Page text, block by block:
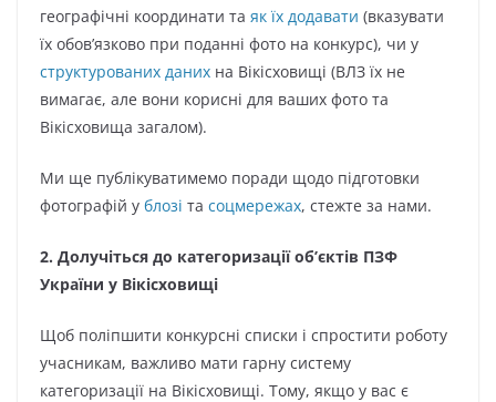
географічні координати та як їх додавати (вказувати
їх обов’язково при поданні фото на конкурс), чи у
структурованих даних на Вікісховищі (ВЛЗ їх не
вимагає, але вони корисні для ваших фото та
Вікісховища загалом).
Ми ще публікуватимемо поради щодо підготовки
фотографій у блозі та соцмережах, стежте за нами.
2. Долучіться до категоризації об’єктів ПЗФ
України у Вікісховищі
Щоб поліпшити конкурсні списки і спростити роботу
учасникам, важливо мати гарну систему
категоризації на Вікісховищі. Тому, якщо у вас є